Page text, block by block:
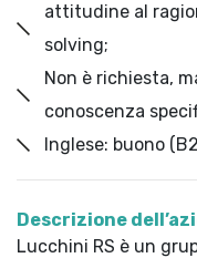
attitudine al
solving;
Non è richiesta,
conoscenza
Inglese: buono
Descrizione
Lucchini RS è un